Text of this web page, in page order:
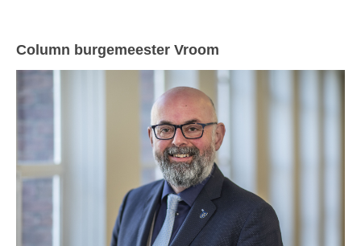
Column burgemeester Vroom